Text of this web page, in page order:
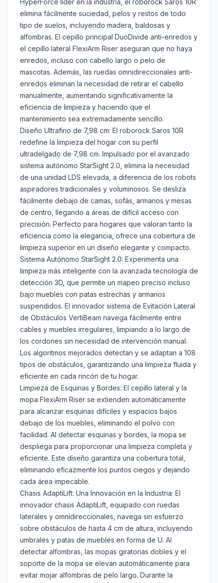
HyperForce líder en la industria, el roborock Saros 10R
elimina fácilmente suciedad, pelos y restos de todo
tipo de suelos, incluyendo madera, baldosas y
alfombras. El cepillo principal DuoDivide anti-enredos y
el cepillo lateral FlexiArm Riser aseguran que no haya
enredos, incluso con cabello largo o pelo de
mascotas. Además, las ruedas omnidireccionales anti-
enredos eliminan la necesidad de retirar el cabello
manualmente, aumentando significativamente la
eficiencia de limpieza y haciendo que el
mantenimiento sea extremadamente sencillo.
Diseño Ultrafino de 7,98 cm: El roborock Saros 10R
redefine la limpieza del hogar con su perfil
ultradelgado de 7,98 cm. Impulsado por el avanzado
sistema autónomo StarSight 2.0, elimina la necesidad
de una unidad LDS elevada, a diferencia de los robots
aspiradores tradicionales y voluminosos. Se desliza
fácilmente debajo de camas, sofás, armarios y mesas
de centro, llegando a áreas de difícil acceso con
precisión. Perfecto para hogares que valoran tanto la
eficiencia como la elegancia, ofrece una cobertura de
limpieza superior en un diseño elegante y compacto.
Sistema Autónomo StarSight 2.0: Experimenta una
limpieza más inteligente con la avanzada tecnología de
detección 3D, que permite un mapeo preciso incluso
bajo muebles con patas estrechas y armarios
suspendidos. El innovador sistema de Evitación Lateral
de Obstáculos VertiBeam navega fácilmente entre
cables y muebles irregulares, limpiando a lo largo de
los cordones sin necesidad de intervención manual.
Los algoritmos mejorados detectan y se adaptan a 108
tipos de obstáculos, garantizando una limpieza fluida y
eficiente en cada rincón de tu hogar.
Limpieza de Esquinas y Bordes: El cepillo lateral y la
mopa FlexiArm Riser se extienden automáticamente
para alcanzar esquinas difíciles y espacios bajos
debajo de los muebles, eliminando el polvo con
facilidad. Al detectar esquinas y bordes, la mopa se
despliega para proporcionar una limpieza completa y
eficiente. Este diseño garantiza una cobertura total,
eliminando eficazmente los puntos ciegos y dejando
cada área impecable.
Chasis AdaptiLift: Una Innovación en la Industria: El
innovador chasis AdaptiLift, equipado con ruedas
laterales y omnidireccionales, navega sin esfuerzo
sobre obstáculos de hasta 4 cm de altura, incluyendo
umbrales y patas de muebles en forma de U. Al
detectar alfombras, las mopas giratorias dobles y el
soporte de la mopa se elevan automáticamente para
evitar mojar alfombras de pelo largo. Durante la